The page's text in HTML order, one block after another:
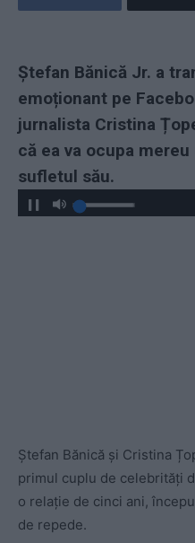
Ștefan Bănică Jr. a
emoționant pe
jurnalista Cristina
că ea va ocupa
sufletul său.
Ștefan Bănică și Cristina
primul cuplu de celebrități
o relație de cinci ani,
de repede.